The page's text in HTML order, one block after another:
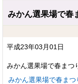
みかん選果場で春
平成23年03月01日
みかん選果場で春まつ
みかん選果場で春ま